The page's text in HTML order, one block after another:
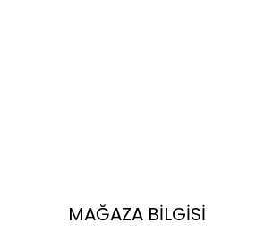
MAĞAZA BİLGİSİ